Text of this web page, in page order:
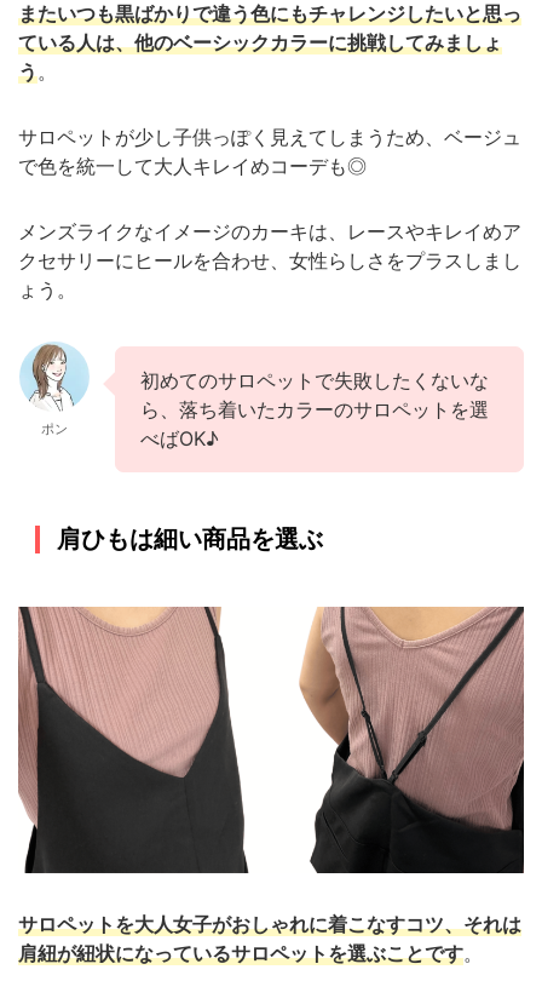
またいつも黒ばかりで違う色にもチャレンジしたいと思っ
ている人は、他のベーシックカラーに挑戦してみましょ
う。
サロペットが少し子供っぽく見えてしまうため、ベージュ
で色を統一して大人キレイめコーデも◎
メンズライクなイメージのカーキは、レースやキレイめア
クセサリーにヒールを合わせ、女性らしさをプラスしまし
ょう。
ポン
初めてのサロペットで失敗したくないな
ら、落ち着いたカラーのサロペットを選
べばOK♪
肩ひもは細い商品を選ぶ
サロペットを大人女子がおしゃれに着こなすコツ、それは
肩紐が紐状になっているサロペットを選ぶことです。